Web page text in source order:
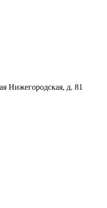
Нижегородская, д. 81